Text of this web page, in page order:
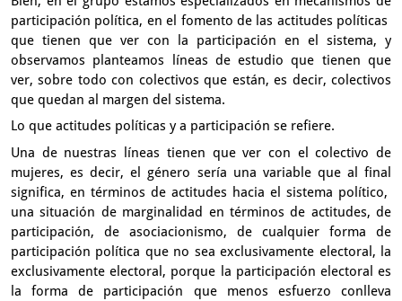
participación política, en el fomento de las actitudes políticas
que tienen que ver con la participación en el sistema, y
observamos planteamos líneas de estudio que tienen que
ver,sobre todo con colectivos que están, es decir,colectivos
que quedan al margen del sistema.
Lo que actitudes políticas y a participación se refiere.
Una de nuestras líneas tienen que ver con el colectivo de
mujeres,es decir,el género sería una variable que al final
significa, en términos de actitudes hacia el sistema político,
una situación de marginalidad en términos de actitudes, de
participación, de asociacionismo, de cualquier forma de
participación política que no sea exclusivamente electoral, la
exclusivamente electoral, porque la participación electoral es
la forma de participación que menos esfuerzo conlleva